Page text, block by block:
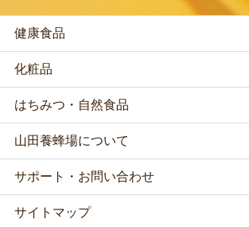
健康食品
化粧品
はちみつ・自然食品
山田養蜂場について
サポート・お問い合わせ
サイトマップ